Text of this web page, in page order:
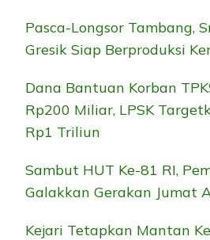
Pasca-Longsor Tambang,
Gresik Siap Berproduksi
Dana Bantuan Korban
Rp200 Miliar, LPSK
Rp1 Triliun
Sambut HUT Ke-81 RI,
Galakkan Gerakan Jumat
Kejari Tetapkan Mantan